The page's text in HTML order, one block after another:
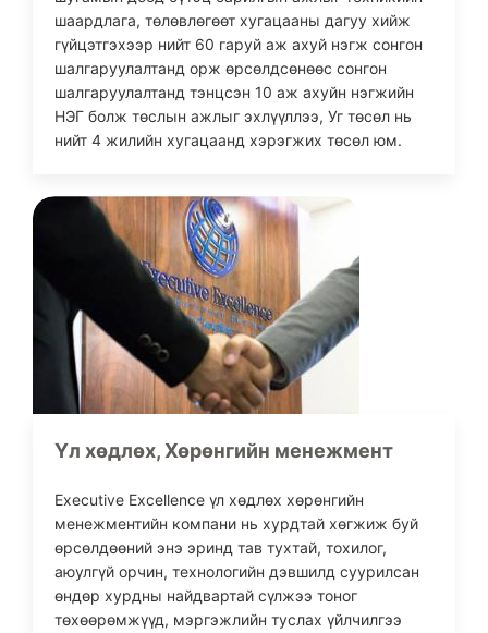
шаардлага, төлөвлөгөөт хугацааны дагуу хийж
гүйцэтгэхээр нийт 60 гаруй аж ахуй нэгж сонгон
шалгаруулалтанд орж өрсөлдсөнөөс сонгон
шалгаруулалтанд тэнцсэн 10 аж ахуйн нэгжийн
НЭГ болж төслын ажлыг эхлүүллээ, Уг төсөл нь
нийт 4 жилийн хугацаанд хэрэгжих төсөл юм.
Үл хөдлөх, Хөрөнгийн менежмент
Executive Excellence үл хөдлөх хөрөнгийн
менежментийн компани нь хурдтай хөгжиж буй
өрсөлдөөний энэ эринд тав тухтай, тохилог,
аюулгүй орчин, технологийн дэвшилд суурилсан
өндөр хурдны найдвартай сүлжээ тоног
төхөөрөмжүүд, мэргэжлийн туслах үйлчилгээ